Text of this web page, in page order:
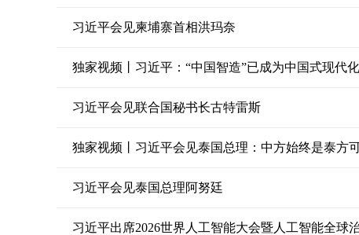
习近平会见柬埔寨首相洪玛奈
独家视频丨习近平：“中国智造”已成为中国式现代
习近平会见联合国秘书长古特雷斯
独家视频丨习近平会见泰国总理：中方始终是泰方
习近平会见泰国总理阿努廷
习近平出席2026世界人工智能大会暨人工智能全球